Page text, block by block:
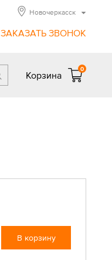
ЗАКАЗАТЬ ЗВОНОК
Новочеркасск
Корзина
0
В корзину